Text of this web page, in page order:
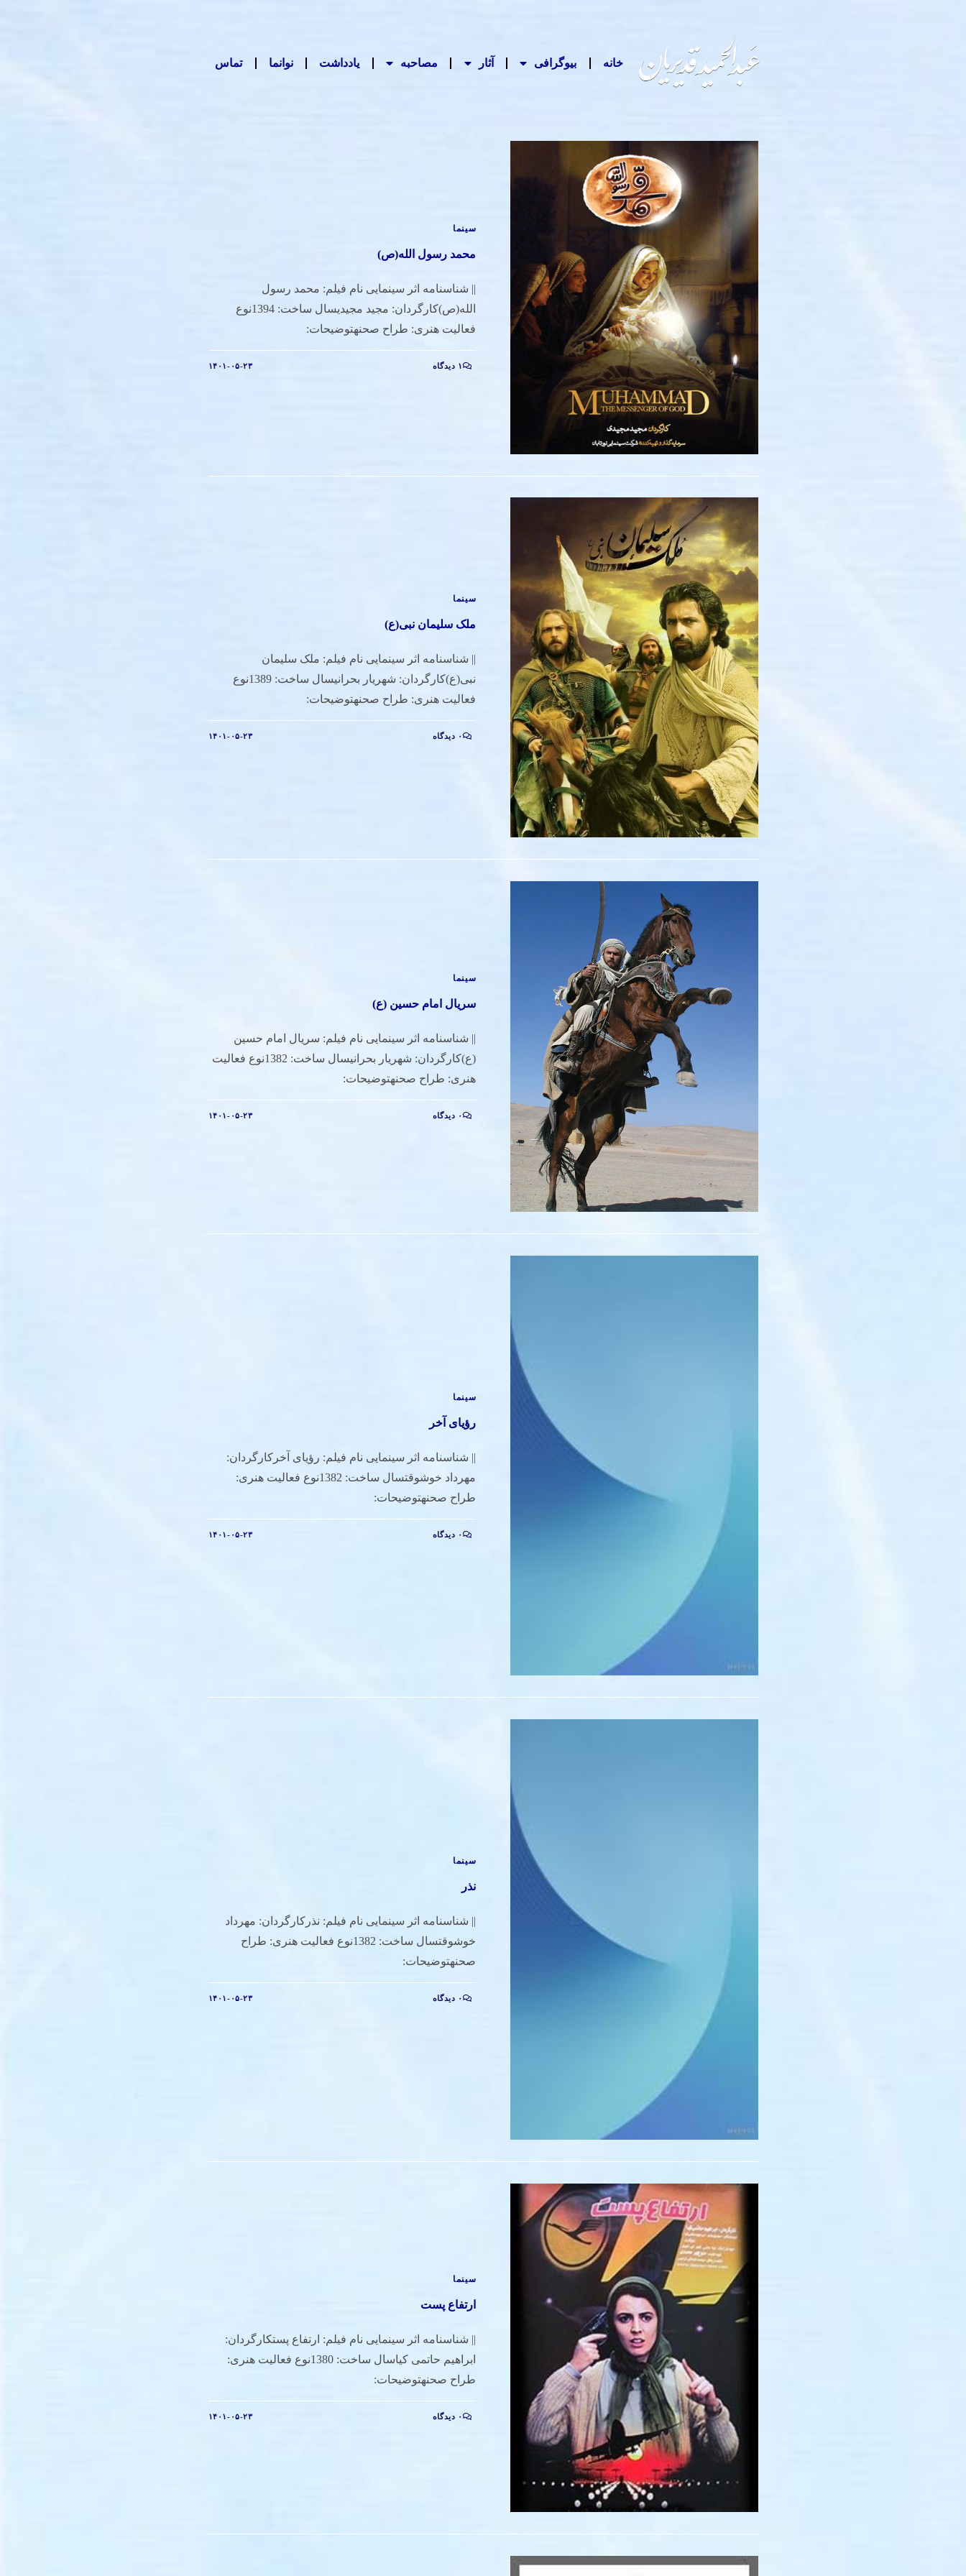
خانه بیوگرافی آثار مصاحبه‌ یادداشت‌ نوانما تماس
سینما
محمد رسول الله(ص)
|| شناسنامه اثر سینمایی نام فیلم: محمد رسول
الله(ص)کارگردان: مجید مجیدیسال ساخت: 1394نوع
فعالیت هنری: طراح صحنهتوضیحات:
۱ دیدگاه ۱۴۰۱-۰۵-۲۳
سینما
ملک سلیمان نبی(ع)
|| شناسنامه اثر سینمایی نام فیلم: ملک سلیمان
نبی(ع)کارگردان: شهریار بحرانیسال ساخت: 1389نوع
فعالیت هنری: طراح صحنهتوضیحات:
۰ دیدگاه ۱۴۰۱-۰۵-۲۳
سینما
سریال امام حسین (ع)
|| شناسنامه اثر سینمایی نام فیلم: سریال امام حسین
(ع)کارگردان: شهریار بحرانیسال ساخت: 1382نوع فعالیت
هنری: طراح صحنهتوضیحات:
۰ دیدگاه ۱۴۰۱-۰۵-۲۳
سینما
رؤیای آخر
|| شناسنامه اثر سینمایی نام فیلم: رؤیای آخرکارگردان:
مهرداد خوشوقتسال ساخت: 1382نوع فعالیت هنری:
طراح صحنهتوضیحات:
۰ دیدگاه ۱۴۰۱-۰۵-۲۳
سینما
نذر
|| شناسنامه اثر سینمایی نام فیلم: نذرکارگردان: مهرداد
خوشوقتسال ساخت: 1382نوع فعالیت هنری: طراح
صحنهتوضیحات:
۰ دیدگاه ۱۴۰۱-۰۵-۲۳
سینما
ارتفاع پست
|| شناسنامه اثر سینمایی نام فیلم: ارتفاع پستکارگردان:
ابراهیم حاتمی کیاسال ساخت: 1380نوع فعالیت هنری:
طراح صحنهتوضیحات:
۰ دیدگاه ۱۴۰۱-۰۵-۲۳